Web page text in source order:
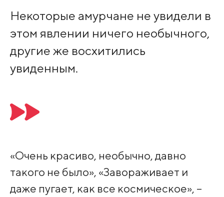
Некоторые амурчане не увидели в
этом явлении ничего необычного,
другие же восхитились
увиденным.
«Очень красиво, необычно, давно
такого не было», «Завораживает и
даже пугает, как все космическое», –